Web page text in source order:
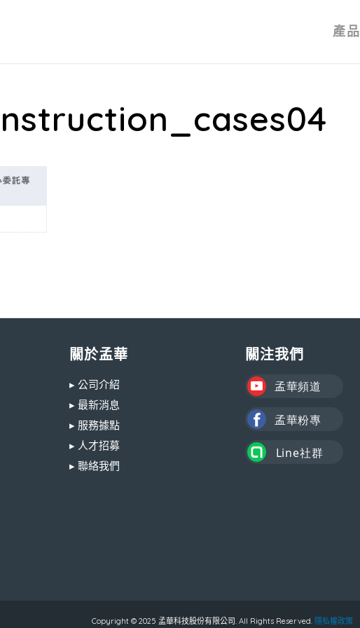
產品
關於孟華
▸ 公司介紹
▸ 最新消息
▸ 服務據點
▸ 人才招募
▸ 聯絡我們
關注我們
Copyright © 2025 孟華科技股份有限公司. All Rights Reserved. 隱私權政策